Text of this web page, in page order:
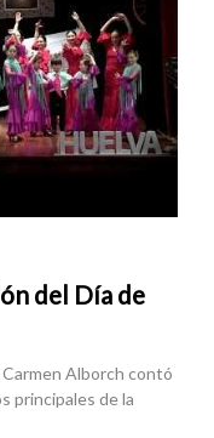
del Día de
Alborch contó
principales de la